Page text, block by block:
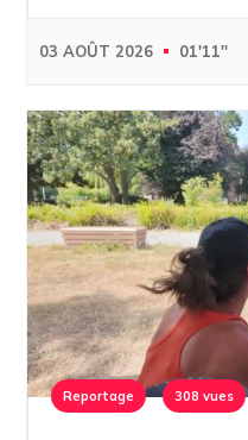
03 AOÛT 2026 01'11''
Reportage 308 vues